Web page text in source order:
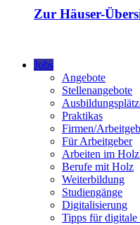
Zur Häuser-
Jobs
Angebote
Stellenangebote
Praktikas
Firmen/
Für Arbeitgeber
Arbeiten im
Berufe mit Holz
Weiterbildung
Studiengänge
Digitalisierung
Tipps für